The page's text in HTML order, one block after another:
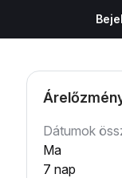
Dátumok
Ma
7 nap